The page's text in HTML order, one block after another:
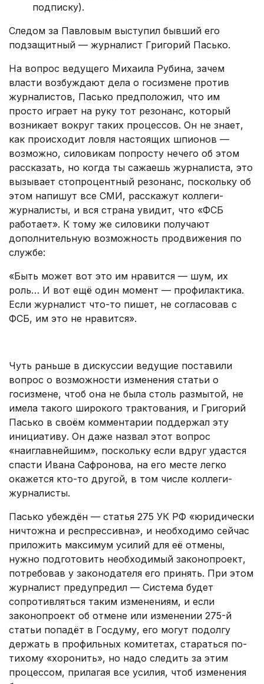
подписку).
Следом за Павловым выступил бывший его
подзащитный — журналист Григорий Пасько.
На вопрос ведущего Михаила Рубина, зачем
власти возбуждают дела о госизмене против
журналистов, Пасько предположил, что им
просто играет на руку тот резонанс, который
возникает вокруг таких процессов. Он не знает,
как происходит ловля настоящих шпионов —
возможно, силовикам попросту нечего об этом
рассказать, но когда ты сажаешь журналиста, это
вызывает стопроцентный резонанс, поскольку об
этом напишут все СМИ, расскажут коллеги-
журналисты, и вся страна увидит, что «ФСБ
работает». К тому же силовики получают
дополнительную возможность продвижения по
службе:
«Быть может вот это им нравится — шум, их
роль… И вот ещё один момент — профилактика.
Если журналист что-то пишет, не согласовав с
ФСБ, им это не нравится».
Чуть раньше в дискуссии ведущие поставили
вопрос о возможности изменения статьи о
госизмене, чтоб она не была столь размытой, не
имела такого широкого трактования, и Григорий
Пасько в своём комментарии поддержал эту
инициативу. Он даже назвал этот вопрос
«наиглавнейшим», поскольку если вдруг удастся
спасти Ивана Сафронова, на его месте легко
окажется кто-то другой, в том числе коллеги-
журналисты.
Пасько убеждён — статья 275 УК РФ «юридически
ничтожна и респрессивна», и необходимо сейчас
приложить максимум усилий для её отмены,
нужно подготовить необходимый законопроект,
потребовав у законодателя его принять. При этом
журналист предупредил — Система будет
сопротивляться таким изменениям, и если
законопроект об отмене или изменении 275-й
статьи попадёт в Госдуму, его могут подолгу
держать в профильных комитетах, стараться по-
тихому «хоронить», но надо следить за этим
процессом, прилагая все усилия, чтоб изменения